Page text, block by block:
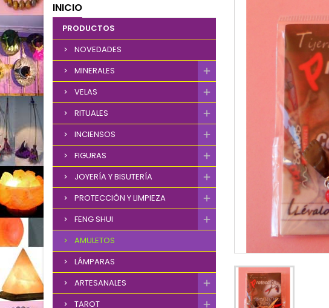
INICIO
PRODUCTOS
NOVEDADES
MINERALES
VELAS
RITUALES
INCIENSOS
FIGURAS
JOYERÍA Y BISUTERÍA
PROTECCIÓN Y LIMPIEZA
FENG SHUI
AMULETOS
LÁMPARAS
ARTESANALES
TAROT